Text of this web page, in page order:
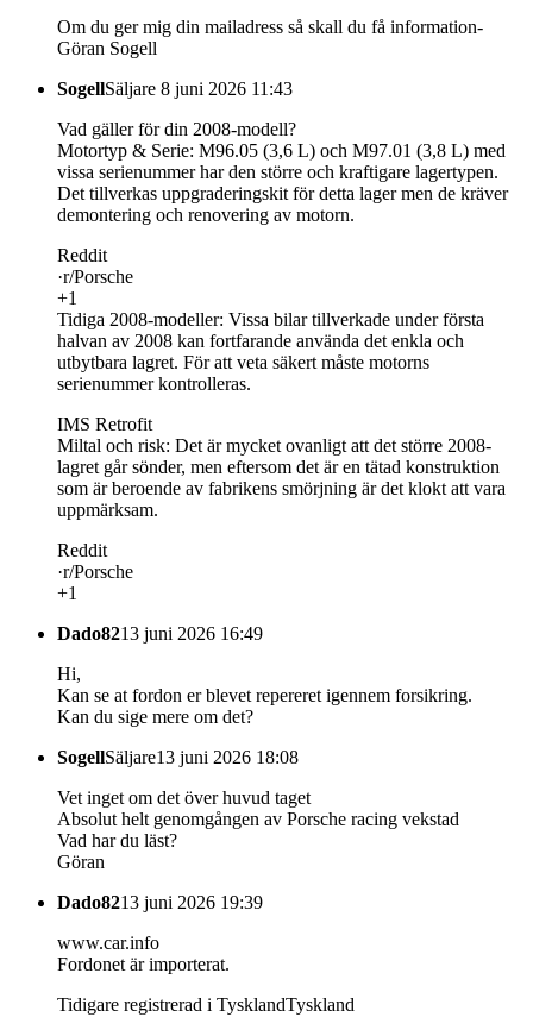
Om du ger mig din mailadress så skall du få information-
Göran Sogell
SogellSäljare 8 juni 2026 11:43
Vad gäller för din 2008-modell?
Motortyp & Serie: M96.05 (3,6 L) och M97.01 (3,8 L) med
vissa serienummer har den större och kraftigare lagertypen.
Det tillverkas uppgraderingskit för detta lager men de kräver
demontering och renovering av motorn.
Reddit
·r/Porsche
+1
Tidiga 2008-modeller: Vissa bilar tillverkade under första
halvan av 2008 kan fortfarande använda det enkla och
utbytbara lagret. För att veta säkert måste motorns
serienummer kontrolleras.
IMS Retrofit
Miltal och risk: Det är mycket ovanligt att det större 2008-
lagret går sönder, men eftersom det är en tätad konstruktion
som är beroende av fabrikens smörjning är det klokt att vara
uppmärksam.
Reddit
·r/Porsche
+1
Dado8213 juni 2026 16:49
Hi,
Kan se at fordon er blevet repereret igennem forsikring.
Kan du sige mere om det?
SogellSäljare13 juni 2026 18:08
Vet inget om det över huvud taget
Absolut helt genomgången av Porsche racing vekstad
Vad har du läst?
Göran
Dado8213 juni 2026 19:39
www.car.info
Fordonet är importerat.
Tidigare registrerad i TysklandTyskland